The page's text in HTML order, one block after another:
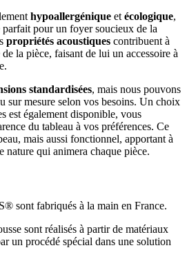
hypoallergénique et écologique,
pour un foyer soucieux de la
propriétés acoustiques contribuent à
la pièce, faisant de lui un accessoire à
standardisées, mais nous pouvons
sur mesure selon vos besoins. Un choix
est également disponible, vous
du tableau à vos préférences. Ce
mais aussi fonctionnel, apportant à
nature qui animera chaque pièce.
sont fabriqués à la main en France.
sont réalisés à partir de matériaux
un procédé spécial dans une solution